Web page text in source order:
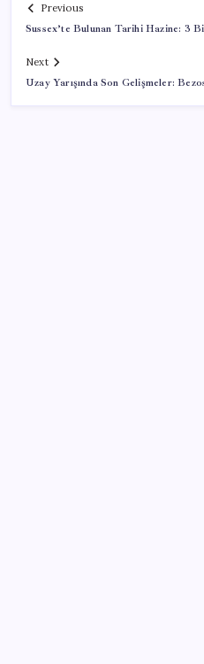
Previous
Sussex’te Bulunan Tarihi Hazine: 3
Next
Uzay Yarışında Son Gelişmeler: